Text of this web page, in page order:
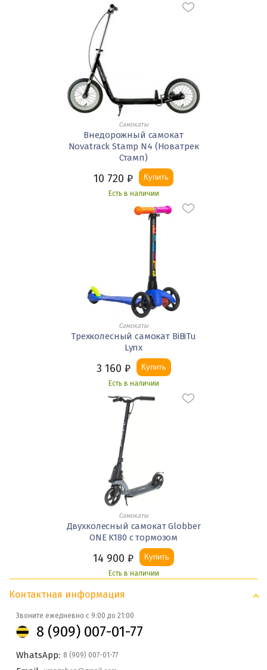
Самокаты
Внедорожный самокат
Novatrack Stamp N4 (Новатрек
Стамп)
10 720 ₽ Купить
Есть в наличии
Самокаты
Трехколесный самокат BiBiTu
Lynx
3 160 ₽ Купить
Есть в наличии
Самокаты
Двухколесный самокат Globber
ONE K180 с тормозом
14 900 ₽ Купить
Есть в наличии
Контактная информация
Звоните ежедневно с 9:00 до 21:00
8 (909) 007-01-77
WhatsApp: 8 (909) 007-01-77